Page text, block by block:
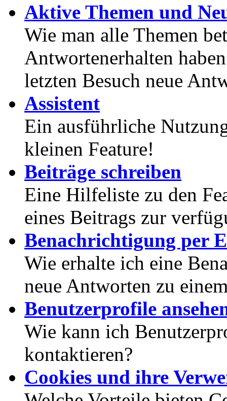
Aktive Themen und
Wie man alle Themen
Antwortenerhalten
letzten Besuch neue
Assistent
Ein ausführliche
kleinen Feature!
Beiträge schreiben
Eine Hilfeliste zu den
eines Beitrags zur
Benachrichtigung per
Wie erhalte ich eine
neue Antworten zu
Benutzerprofile
Wie kann ich
kontaktieren?
Cookies und ihre